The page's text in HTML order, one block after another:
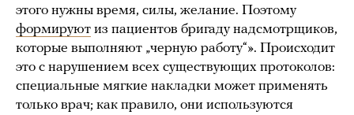
этого нужны время, силы, желание. Поэтому
формируют из пациентов бригаду надсмотрщиков,
которые выполняют „черную работу“». Происходит
это с нарушением всех существующих протоколов:
специальные мягкие накладки может применять
только врач; как правило, они используются